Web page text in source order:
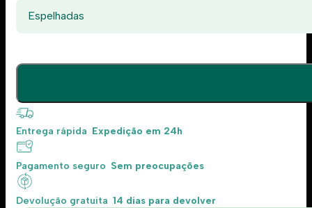
Espelhadas
Entrega rápida Expedição em 24h
Pagamento seguro Sem preocupações
Devolução gratuita 14 dias para devolver